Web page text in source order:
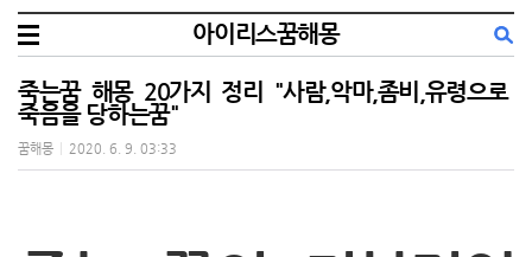
아이리스꿈해몽
죽는꿈 해몽 20가지 정리 "사람,악마,좀비,유령으로
죽음을 당하는꿈"
꿈해몽 2020. 6. 9. 03:33